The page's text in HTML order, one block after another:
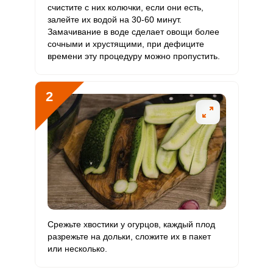
Витамин
D
0 0
Витамин
Биотин 9 мг 50 мг 1.7 9
Витамин
169.3 мкг 120 мкг 13.2 70.5
Витамин
4 мг 20 мг 1.9 10.1
Калий 1716.7 мг 2500 мг 6.4 34.3
Кальций 403.3 мг 1000 мг 3.8 20.2
Кремний 0
счистите с них колючки, если они есть,
залейте их водой на 30-60 минут.
Замачивание в воде сделает овощи более
сочными и хрустящими, при дефиците
времени эту процедуру можно пропустить.
2
Срежьте хвостики у огурцов, каждый плод
разрежьте на дольки, сложите их в пакет
или несколько.
ВХОД НА САЙТ
Войдите
с помощью социальных сетей:
или
1 ИЗ 6
Сообщить об ошибке